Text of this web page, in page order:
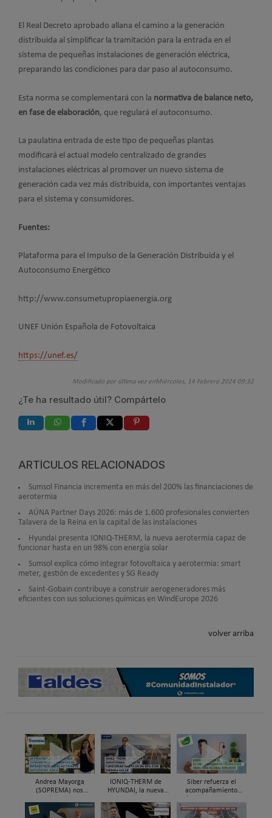
El Real Decreto aprobado allana el camino a la generación
distribuida al simplificar la tramitación para la entrada en el
sistema de pequeñas instalaciones de generación eléctrica,
preparando las condiciones para dar paso al autoconsumo.
Esta norma se complementará con la normativa de balance neto,
en fase de elaboración, que regulará el autoconsumo.
La paulatina entrada de este tipo de pequeñas plantas
modificará el actual modelo centralizado de grandes
instalaciones eléctricas al promover un nuevo sistema de
generación cada vez más distribuida, con importantes ventajas
para el sistema y consumidores.
Fuentes:
Plataforma para el Impulso de la Generación Distribuida y el
Autoconsumo Energético
http://www.consumetupropiaenergia.org
UNEF Unión Española de Fotovoltaica
https://unef.es/
Modificado por última vez enMiércoles, 14 Febrero 2024 09:32
¿Te ha resultado útil? Compártelo
ARTÍCULOS RELACIONADOS
Sumsol Financia incrementa en más del 200% las financiaciones de
aerotermia
AÚNA Partner Days 2026: más de 1.600 profesionales convierten
Talavera de la Reina en la capital de las instalaciones
Hyundai presenta IONIQ-THERM, la nueva aerotermia capaz de
funcionar hasta en un 98% con energía solar
Sumsol explica cómo integrar fotovoltaica y aerotermia: smart
meter, gestión de excedentes y SG Ready
Saint-Gobain contribuye a construir aerogeneradores más
eficientes con sus soluciones químicas en WindEurope 2026
volver arriba
Andrea Mayorga
(SOPREMA) nos
cubierta azul-verde
IONIQ-THERM de
HYUNDAI, la nueva
funcionar hasta en un
98% con energía solar
Siber refuerza el
acompañamiento
soporte al instalador
con Global Services